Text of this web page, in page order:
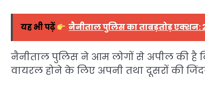
यह भी पढ़ें नैनीताल पुलिस का ताबड़तोड़ एक्शन:
नैनीताल पुलिस ने आम लोगों से अपील की है
वायरल होने के लिए अपनी तथा दूसरों की